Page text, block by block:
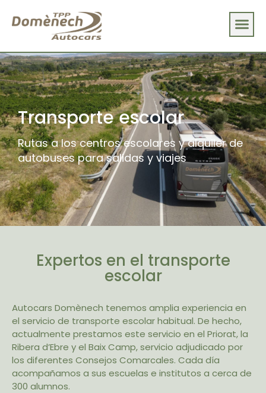
Transporte escolar
Rutas a los centros escolares y alquiler de
autobuses para salidas y viajes
Expertos en el transporte
escolar
Autocars Domènech tenemos amplia experiencia en
el servicio de transporte escolar habitual. De hecho,
actualmente prestamos este servicio en el Priorat, la
Ribera d’Ebre y el Baix Camp, servicio adjudicado por
los diferentes Consejos Comarcales. Cada día
acompañamos a sus escuelas e institutos a cerca de
300 alumnos.